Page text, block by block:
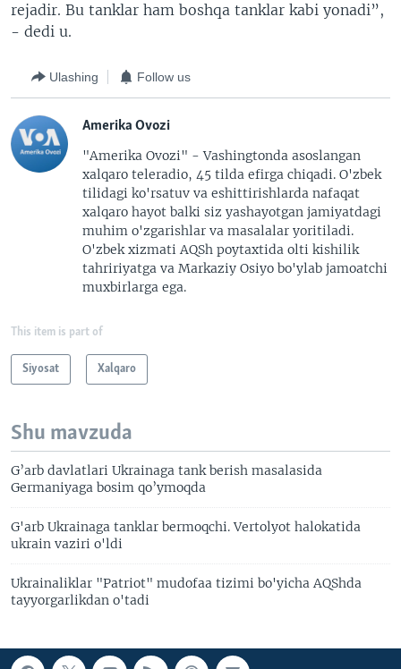
rejadir. Bu tanklar ham boshqa tanklar kabi yonadi”,
- dedi u.
Ulashing Follow us
Amerika Ovozi
"Amerika Ovozi" - Vashingtonda asoslangan
xalqaro teleradio, 45 tilda efirga chiqadi. O'zbek
tilidagi ko'rsatuv va eshittirishlarda nafaqat
xalqaro hayot balki siz yashayotgan jamiyatdagi
muhim o'zgarishlar va masalalar yoritiladi.
O'zbek xizmati AQSh poytaxtida olti kishilik
tahririyatga va Markaziy Osiyo bo'ylab jamoatchi
muxbirlarga ega.
This item is part of
Siyosat Xalqaro
Shu mavzuda
G’arb davlatlari Ukrainaga tank berish masalasida
Germaniyaga bosim qo’ymoqda
G'arb Ukrainaga tanklar bermoqchi. Vertolyot halokatida
ukrain vaziri o'ldi
Ukrainaliklar "Patriot" mudofaa tizimi bo'yicha AQShda
tayyorgarlikdan o'tadi